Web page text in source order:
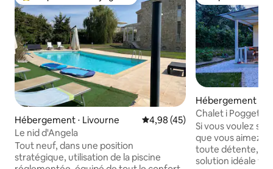
Hébergement ⋅ Livourne Évaluation moyenne sur la
4,98 (45)
Le nid d'Angela
Tout neuf, dans une position
stratégique, utilisation de la piscine
Hébergement ⋅
Chalet i Poggetti,
Si vous voulez
que vous aimez,
toute détente,
solution idéale